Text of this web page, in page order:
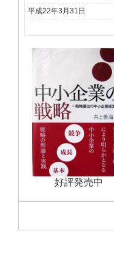
平成22年3月31日
好評発売中